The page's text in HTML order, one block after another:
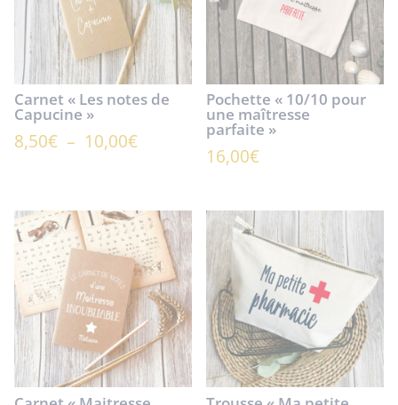
Carnet « Les notes de
Capucine »
8,50€ – 10,00€Plage
8,50€
à
10,00€
Pochette « 10/10 pour
une maîtresse
parfaite »
16,00€